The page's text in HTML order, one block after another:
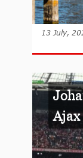
13 July,